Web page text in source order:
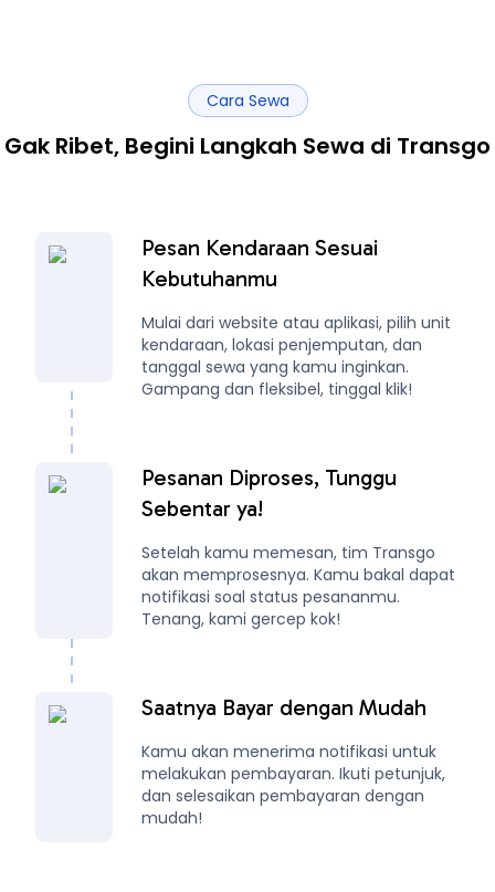
Cara Sewa
Gak Ribet, Begini Langkah Sewa di Transgo
Pesan Kendaraan Sesuai
Kebutuhanmu
Mulai dari website atau aplikasi, pilih unit
kendaraan, lokasi penjemputan, dan
tanggal sewa yang kamu inginkan.
Gampang dan fleksibel, tinggal klik!
Pesanan Diproses, Tunggu
Sebentar ya!
Setelah kamu memesan, tim Transgo
akan memprosesnya. Kamu bakal dapat
notifikasi soal status pesananmu.
Tenang, kami gercep kok!
Saatnya Bayar dengan Mudah
Kamu akan menerima notifikasi untuk
melakukan pembayaran. Ikuti petunjuk,
dan selesaikan pembayaran dengan
mudah!